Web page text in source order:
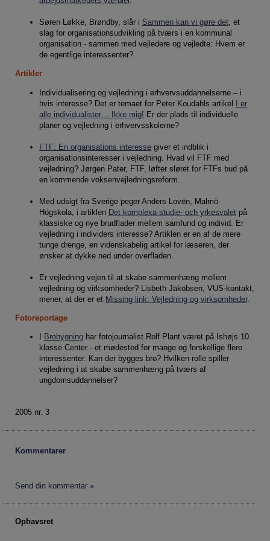
Søren Løkke, Brøndby, slår i Sammen kan vi gøre det , et
slag for organisationsudvikling på tværs i en kommunal
organisation - sammen med vejledere og vejledte: Hvem er
de egentlige interessenter?
Artikler
Individualisering og vejledning i erhvervsuddannelserne – i
hvis interesse? Det er temaet for Peter Koudahls artikel I er
alle individualister… Ikke mig! Er der plads til individuelle
planer og vejledning i erhvervsskolerne?
FTF: En organisations interesse giver et indblik i
organisationsinteresser i vejledning. Hvad vil FTF med
vejledning? Jørgen Pater, FTF, løfter sløret for FTFs bud på
en kommende voksenvejledningsreform.
Med udsigt fra Sverige peger Anders Lovén, Malmö
Högskola, i artiklen Det komplexa studie- och yrkesvalet på
klassiske og nye brudflader mellem samfund og individ. Er
vejledning i individers interesse? Artiklen er en af de mere
tunge drenge, en videnskabelig artikel for læseren, der
ønsker at dykke ned under overfladen.
Er vejledning vejen til at skabe sammenhæng mellem
vejledning og virksomheder? Lisbeth Jakobsen, VUS-kontakt,
mener, at der er et Missing link: Vejledning og virksomheder.
Fotoreportage
Brobygning har fotojournalist Rolf Plant været på Ishøjs 10.
klasse Center - et mødested for mange og forskellige flere
interessenter. Kan der bygges bro? Hvilken rolle spiller
vejledning i at skabe sammenhæng på tværs af
ungdomsuddannelser?
2005 nr. 3
Kommentarer
Send din kommentar »
Ophavsret
Statistik
Statistik-cookies bruges til at optimere design,
brugervenlighed og effektiviteten af en
hjemmeside. Fx ved at indsamle besøgsstatistik
om antal besøg og hvordan hjemmesiden bruges.
Markedsførings-cookies (tracking-cookies)
indsamler brugerens digitale fodspor på tværs af
flere hjemmesider og registrerer, hvad brugeren
personrettede annoncer, når denne færdes på
internettet.